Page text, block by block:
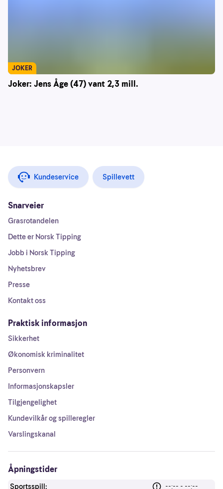
Joker: Jens Åge (47) vant 2,3 mill.
JOKER
Kundeservice Spillevett
Snarveier
Grasrotandelen
Dette er Norsk Tipping
Jobb i Norsk Tipping
Nyhetsbrev
Presse
Kontakt oss
Praktisk informasjon
Sikkerhet
Økonomisk kriminalitet
Personvern
Informasjonskapsler
Tilgjengelighet
Kundevilkår og spilleregler
Varslingskanal
Åpningstider
Sportsspill: --:-- - --:--